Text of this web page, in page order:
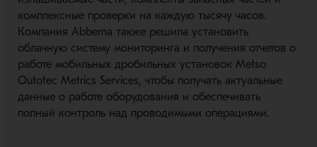
комплексные проверки на каждую тысячу часов.
Компания Abbema также решила установить
облачную систему мониторинга и получения отчетов о
работе мобильных дробильных установок Metso
Outotec Metrics Services, чтобы получать актуальные
данные о работе оборудования и обеспечивать
полный контроль над проводимыми операциями.